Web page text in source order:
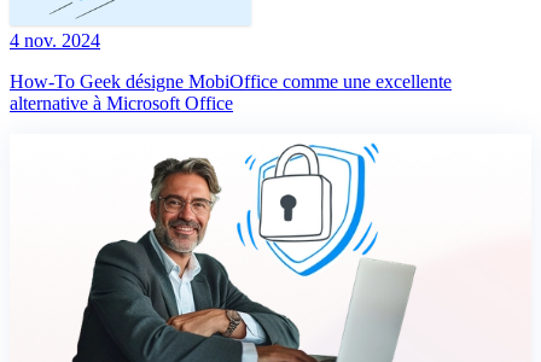
4 nov. 2024
How-To Geek désigne MobiOffice comme une excellente
alternative à Microsoft Office